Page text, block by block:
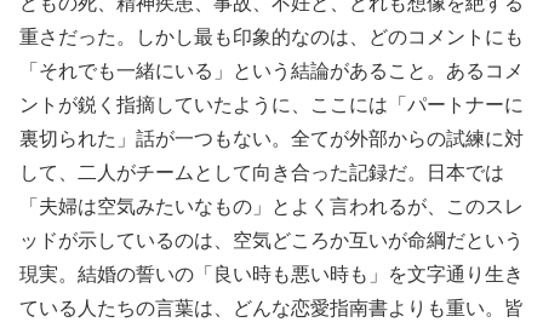
重さだった。しかし最も印象的なのは、どのコメントにも
「それでも一緒にいる」という結論があること。あるコメ
ントが鋭く指摘していたように、ここには「パートナーに
裏切られた」話が一つもない。全てが外部からの試練に対
して、二人がチームとして向き合った記録だ。日本では
「夫婦は空気みたいなもの」とよく言われるが、このスレ
ッドが示しているのは、空気どころか互いが命綱だという
現実。結婚の誓いの「良い時も悪い時も」を文字通り生き
ている人たちの言葉は、どんな恋愛指南書よりも重い。皆